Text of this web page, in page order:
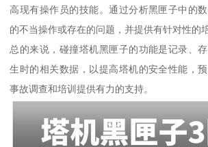
高现有操作员的技能。通过分析黑匣子中的
的不当操作或存在的问题，并提供有针对性的
总的来说，碰撞塔机黑匣子的功能是记录、
生时的相关数据，以提高塔机的安全性能，
事故调查和培训提供有力的支持。